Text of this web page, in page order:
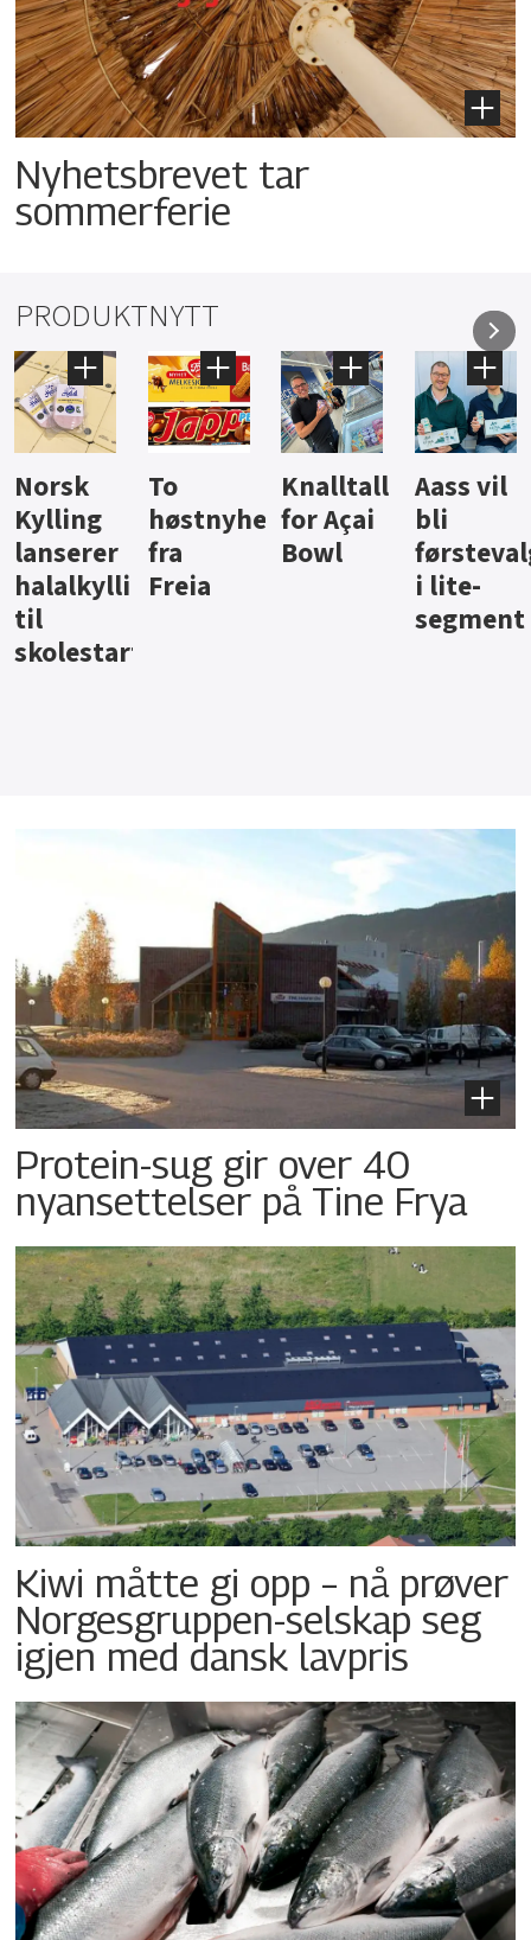
Nyhetsbrevet tar
sommerferie
PRODUKTNYTT
Knalltall
for Açai
Bowl
Aass vil
bli
førstevalg
i lite-
Brus og
jus fra
Berentsen
Hard
iste fra
Hansa
Protein-sug gir over 40
nyansettelser på Tine Frya
Kiwi måtte gi opp – nå prøver
Norgesgruppen-selskap seg
igjen med dansk lavpris